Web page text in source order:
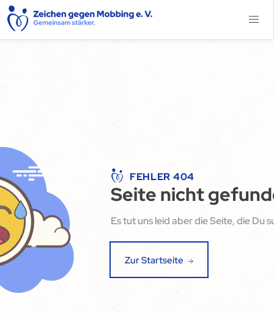
FEHLER 404
Seite nicht
Es tut uns leid aber die Seite, die Du
Zur Startseite